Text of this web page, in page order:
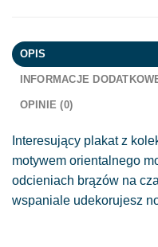
OPIS
INFORMACJE
OPINIE (0)
Interesujący plakat z
motywem orientalnego
odcieniach brązów na
wspaniale udekorujesz